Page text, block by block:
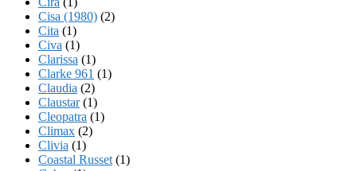
Cisa (1980) (2)
Cita (1)
Civa (1)
Clarissa (1)
Clarke 961 (1)
Claudia (2)
Claustar(1)
Cleopatra (1)
Climax (2)
Clivia (1)
Coastal Russet (1)